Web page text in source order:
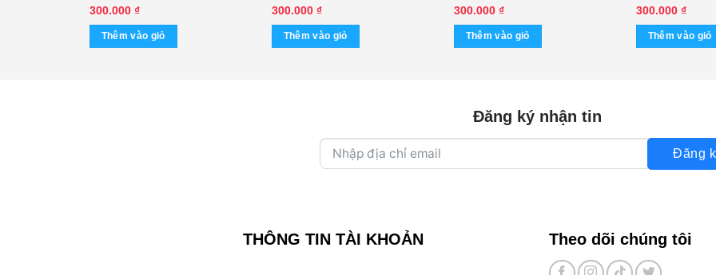
Trúc Phương
300.000 ₫
Thêm vào giỏ
Mẹ Hiền
300.000 ₫
Thêm vào giỏ
Cầu (CDV) KGTUS
300.000 ₫
Thêm vào giỏ
Tình Yêu
300.000 ₫
Thêm vào giỏ
Đăng ký nhận tin
Đăng
THÔNG TIN TÀI KHOẢN Theo dõi chúng tôi